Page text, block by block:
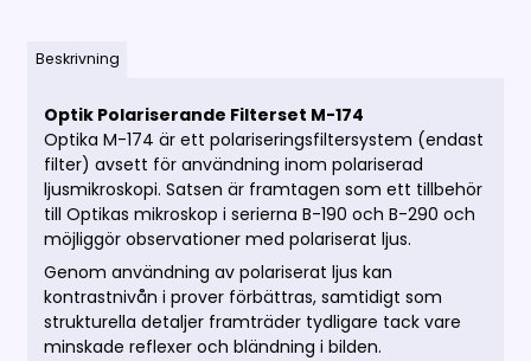
Beskrivning
Optik Polariserande Filterset M-174
Optika M-174 är ett polariseringsfiltersystem (endast
filter) avsett för användning inom polariserad
ljusmikroskopi. Satsen är framtagen som ett tillbehör
till Optikas mikroskop i serierna B-190 och B-290 och
möjliggör observationer med polariserat ljus.
Genom användning av polariserat ljus kan
kontrastnivån i prover förbättras, samtidigt som
strukturella detaljer framträder tydligare tack vare
minskade reflexer och bländning i bilden.